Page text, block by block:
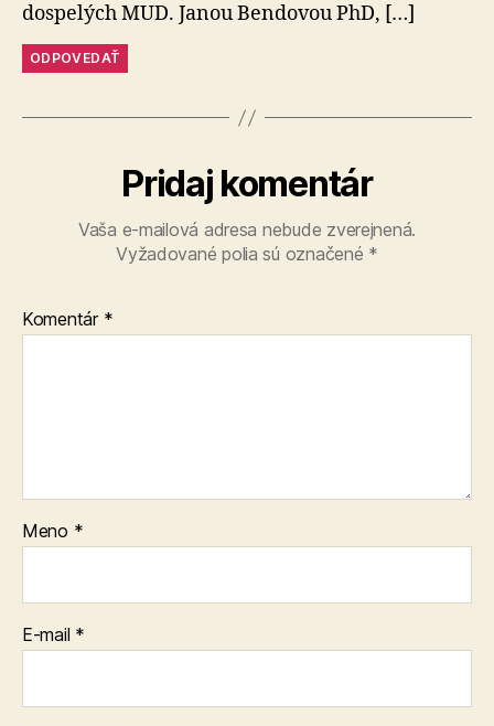
dospelých MUD. Janou Bendovou PhD, […]
ODPOVEDAŤ
Pridaj komentár
Vaša e-mailová adresa nebude zverejnená.
Vyžadované polia sú označené *
Komentár *
Meno *
E-mail *